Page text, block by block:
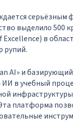
выделило 500
в
рупий.
AI» и
в учебный
платформа